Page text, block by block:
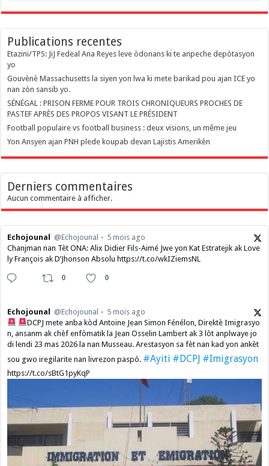
Publications recentes
Etazini/TPS: JiJ Fedeal Ana Reyes leve òdonans ki te anpeche depòtasyon
yo
Gouvènè Massachusetts la siyen yon lwa ki mete barikad pou ajan ICE yo
nan zòn sansib yo.
SÉNÉGAL : PRISON FERME POUR TROIS CHRONIQUEURS PROCHES DE
PASTEF APRÈS DES PROPOS VISANT LE PRÉSIDENT
Football populaire vs football business : deux visions, un même jeu
Yon Ansyen ajan PNH plede koupab devan Lajistis Amerikèn
Derniers commentaires
Aucun commentaire à afficher.
Echojounal @Echojounal
5 mois ago
Chanjman nan Tèt ONA: Alix Didier Fils-Aimé Jwe yon Kat Estratejik ak Love
ly François ak D’Jhonson Absolu https://t.co/wkIZiemsNL
0 0
Echojounal @Echojounal
5 mois ago
DCPJ mete anba kòd Antoine Jean Simon Fénélon, Direktè Imigrasyo
n, ansanm ak chèf enfòmatik la Jean Osselin Lambert ak 3 lòt anplwaye jo
di lendi 23 mas 2026 la nan Musseau. Arestasyon sa fèt nan kad yon ankèt
sou gwo iregilarite nan livrezon paspò. #Ayiti #DCPJ #Imigrasyon
https://t.co/sBtG1pyKqP